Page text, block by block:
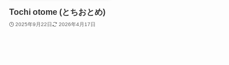
Tochi otome (とちおとめ)
2025年9月22日 2026年4月17日